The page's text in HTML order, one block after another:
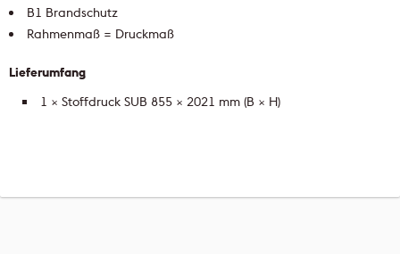
B1 Brandschutz
Rahmenmaß = Druckmaß
Lieferumfang
1 × Stoffdruck SUB 855 × 2021 mm (B × H)